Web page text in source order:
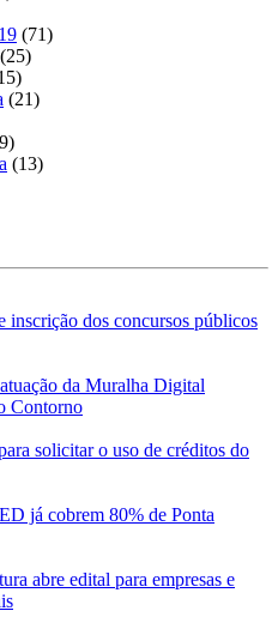
(71)
(25)
(21)
(13)
inscrição dos concursos públicos
da Muralha Digital
Contorno
solicitar o uso de créditos do
já cobrem 80% de Ponta
abre edital para empresas e